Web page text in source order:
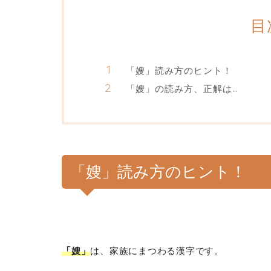
目
「嫂」読み方のヒント！
「嫂」の読み方、正解は…
「嫂」読み方のヒント！
「嫂」は、家族にまつわる漢字です。